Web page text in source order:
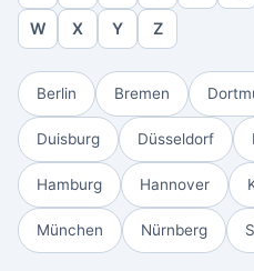
W X Y Z
Berlin Bremen
Duisburg Düsseldorf
Hamburg Hannover
München Nürnberg